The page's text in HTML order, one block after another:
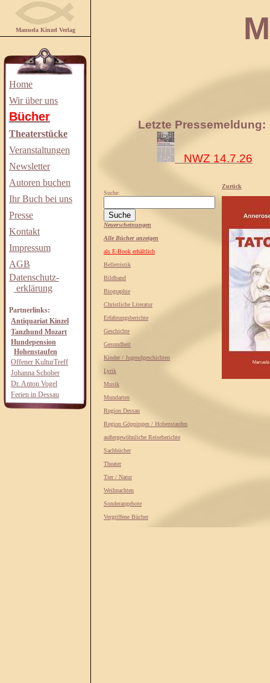
Manuela Kinzel Verlag
Home
Wir über uns
Bücher
Theaterstücke
Veranstaltungen
Newsletter
Autoren buchen
Ihr Buch bei uns
Presse
Kontakt
Impressum
AGB
Datenschutz-
erklärung
Partnerlinks:
Antiquariat Kinzel
Tanzhund Mozart
Hundepension
Hohenstaufen
Offener KulturTreff
Johanna Schober
Dr. Anton Vogel
Ferien in Dessau
Letzte Pressemeldung:
NWZ 14.7.26
Suche:
Neuerscheinungen
Alle Bücher anzeigen
als E-Book erhältlich
Belletristik
Bildband
Biographie
Christliche Literatur
Erfahrungsberichte
Geschichte
Gesundheit
Kinder / Jugendgeschichten
Lyrik
Musik
Mundarten
Region Dessau
Region Göppingen / Hohenstaufen
außergewöhnliche Reiseberichte
Sachbücher
Theater
Tier / Natur
Weihnachten
Sonderangebote
Vergriffene Bücher
Zurück